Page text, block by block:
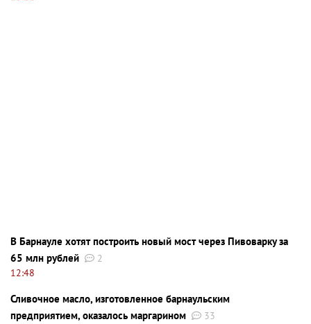
В Барнауле хотят построить новый мост через Пивоварку за
65 млн рублей
2
12:48
Сливочное масло, изготовленное барнаульским
предприятием, оказалось маргарином
33